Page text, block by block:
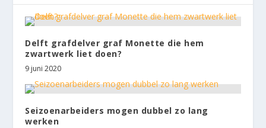
Delft grafdelver graf Monette die hem
zwartwerk liet doen?
9 juni 2020
Seizoenarbeiders mogen dubbel zo lang
werken